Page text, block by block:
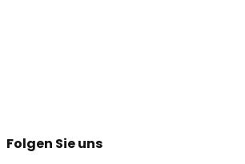
Folgen Sie uns